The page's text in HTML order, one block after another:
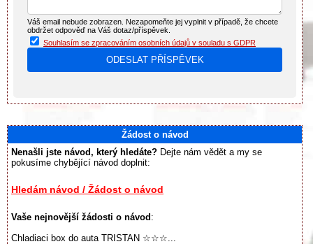
Váš email nebude zobrazen. Nezapomeňte jej vyplnit v případě, že chcete
obdržet odpověď na Váš dotaz/příspěvek.
Souhlasím se zpracováním osobních údajů v souladu s GDPR
Žádost o návod
Nenašli jste návod, který hledáte? Dejte nám vědět a my se
pokusíme chybějící návod doplnit:
Hledám návod / Žádost o návod
Vaše nejnovější žádosti o návod :
Chladiaci box do auta TRISTAN ☆☆☆...